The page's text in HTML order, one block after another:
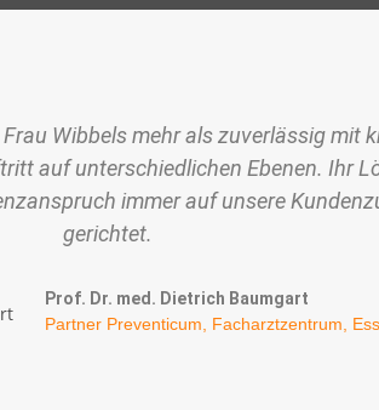
Wibbels mehr als zuverlässig mit
auf unterschiedlichen Ebenen. Ihr
immer auf unsere
gerichtet.
Prof. Dr. med. Dietrich Baumgart
Partner Preventicum, Facharztzentrum,